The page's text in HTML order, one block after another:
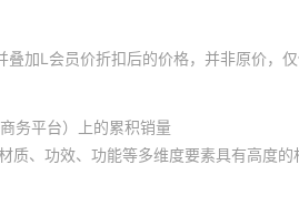
加L会员价折扣后的价格，并非原价，仅
务平台）上的累积销量
质、功效、功能等多维度要素具有高度